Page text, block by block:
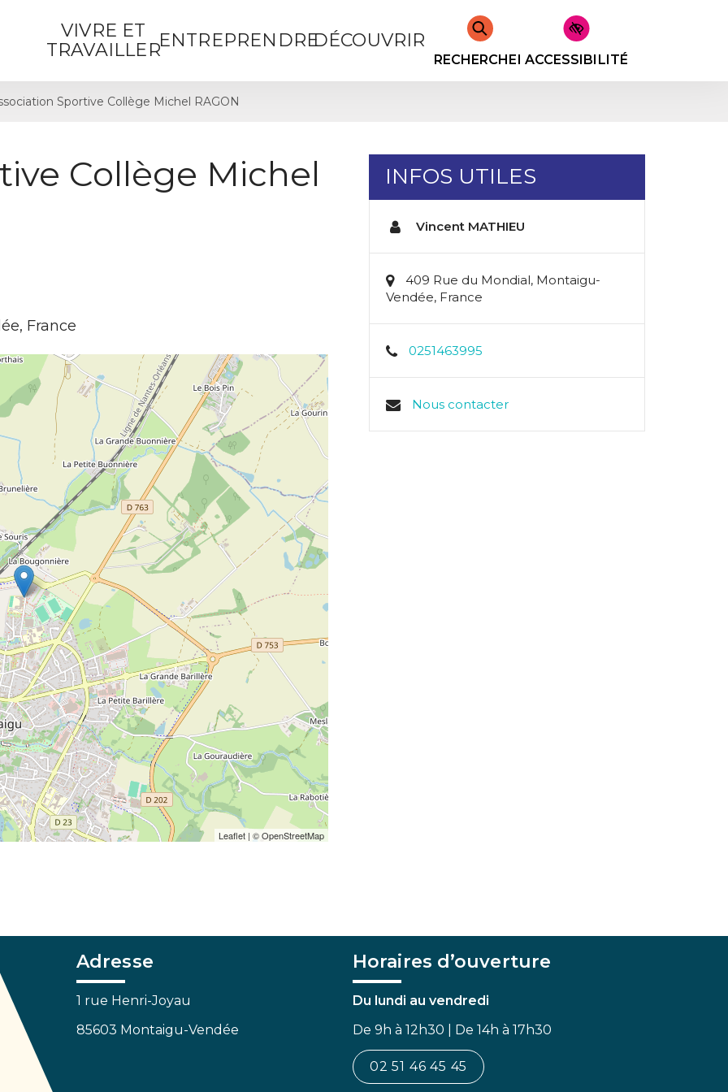
VIVRE ET
TRAVAILLERENTREPRENDREDÉCOUVRIR
RECHERCHERACCESSIBILITÉ
Sportive Collège Michel RAGON
Collège Michel
France
Leaflet | ©OpenStreetMap
INFOS UTILES
Vincent MATHIEU
409 Rue du Mondial, Montaigu-
Vendée, France
0251463995
Nous contacter
Adresse
1 rue Henri-Joyau
85603 Montaigu-Vendée
Horaires d’ouverture
Du lundi au vendredi
De 9h à 12h30 | De 14h à 17h30
02 51 46 45 45